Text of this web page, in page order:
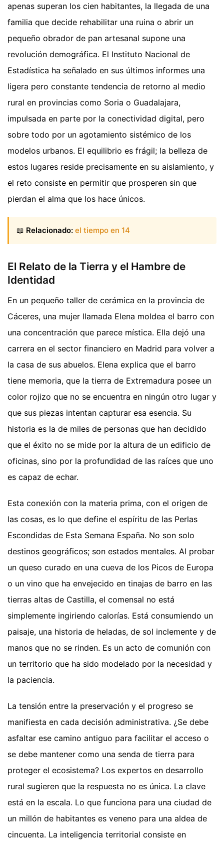
apenas superan los cien habitantes, la llegada de una
familia que decide rehabilitar una ruina o abrir un
pequeño obrador de pan artesanal supone una
revolución demográfica. El Instituto Nacional de
Estadística ha señalado en sus últimos informes una
ligera pero constante tendencia de retorno al medio
rural en provincias como Soria o Guadalajara,
impulsada en parte por la conectividad digital, pero
sobre todo por un agotamiento sistémico de los
modelos urbanos. El equilibrio es frágil; la belleza de
estos lugares reside precisamente en su aislamiento, y
el reto consiste en permitir que prosperen sin que
pierdan el alma que los hace únicos.
📖 Relacionado: el tiempo en 14
El Relato de la Tierra y el Hambre de
Identidad
En un pequeño taller de cerámica en la provincia de
Cáceres, una mujer llamada Elena moldea el barro con
una concentración que parece mística. Ella dejó una
carrera en el sector financiero en Madrid para volver a
la casa de sus abuelos. Elena explica que el barro
tiene memoria, que la tierra de Extremadura posee un
color rojizo que no se encuentra en ningún otro lugar y
que sus piezas intentan capturar esa esencia. Su
historia es la de miles de personas que han decidido
que el éxito no se mide por la altura de un edificio de
oficinas, sino por la profundidad de las raíces que uno
es capaz de echar.
Esta conexión con la materia prima, con el origen de
las cosas, es lo que define el espíritu de las Perlas
Escondidas de Esta Semana España. No son solo
destinos geográficos; son estados mentales. Al probar
un queso curado en una cueva de los Picos de Europa
o un vino que ha envejecido en tinajas de barro en las
tierras altas de Castilla, el comensal no está
simplemente ingiriendo calorías. Está consumiendo un
paisaje, una historia de heladas, de sol inclemente y de
manos que no se rinden. Es un acto de comunión con
un territorio que ha sido modelado por la necesidad y
la paciencia.
La tensión entre la preservación y el progreso se
manifiesta en cada decisión administrativa. ¿Se debe
asfaltar ese camino antiguo para facilitar el acceso o
se debe mantener como una senda de tierra para
proteger el ecosistema? Los expertos en desarrollo
rural sugieren que la respuesta no es única. La clave
está en la escala. Lo que funciona para una ciudad de
un millón de habitantes es veneno para una aldea de
cincuenta. La inteligencia territorial consiste en